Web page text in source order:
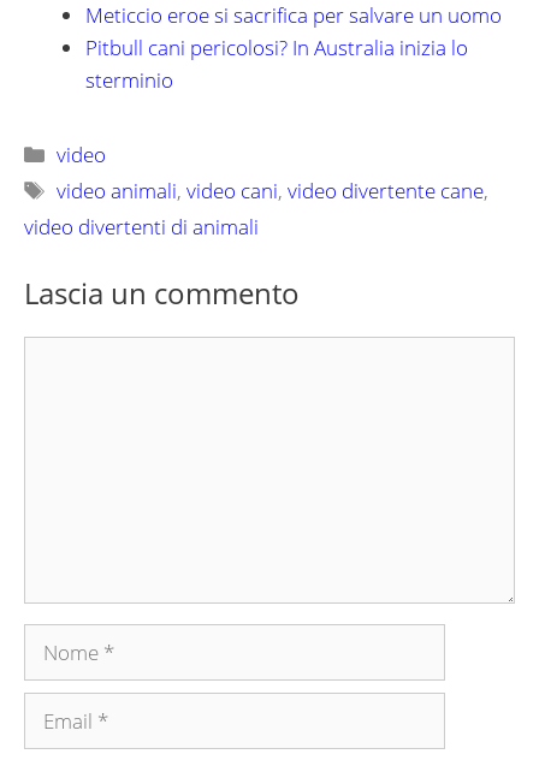
Meticcio eroe si sacrifica per salvare un uomo
Pitbull cani pericolosi? In Australia inizia lo
sterminio
Categorie
video
Tag
video animali,video cani,video divertente cane,
video divertenti di animali
Lascia un commento
Nome
Email